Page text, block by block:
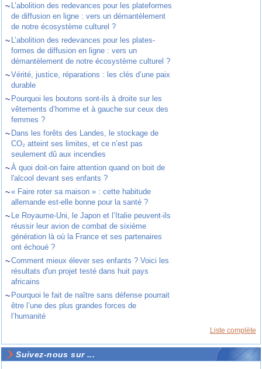
~ L’abolition des redevances pour les plateformes
de diffusion en ligne : vers un démantèlement
de notre écosystème culturel ?
~ L’abolition des redevances pour les plates-
formes de diffusion en ligne : vers un
démantèlement de notre écosystème culturel ?
~Vérité, justice, réparations : les clés d’une paix
durable
~ Pourquoi les boutons sont-ils à droite sur les
vêtements d’homme et à gauche sur ceux des
femmes ?
~ Dans les forêts des Landes, le stockage de
CO₂ atteint ses limites, et ce n’est pas
seulement dû aux incendies
~À quoi doit-on faire attention quand on boit de
l'alcool devant ses enfants ?
~« Faire roter sa maison » : cette habitude
allemande est-elle bonne pour la santé ?
~ Le Royaume-Uni, le Japon et l’Italie peuvent-ils
réussir leur avion de combat de sixième
génération là où la France et ses partenaires
ont échoué ?
~Comment mieux élever ses enfants ? Voici les
résultats d'un projet testé dans huit pays
africains
~ Pourquoi le fait de naître sans défense pourrait
être l’une des plus grandes forces de
l’humanité
Liste complète
Suivez-nous sur ...